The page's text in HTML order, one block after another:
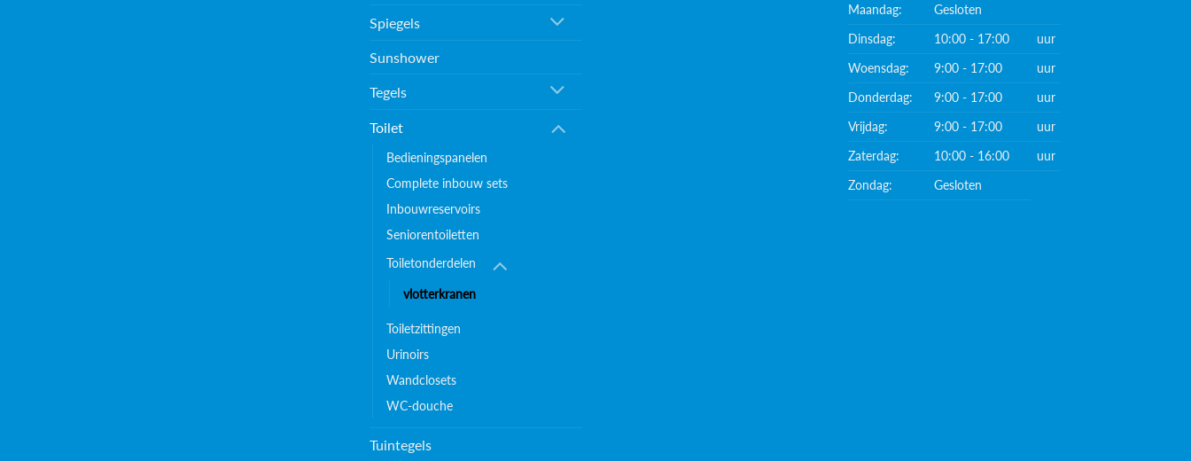
Spiegels
Sunshower
Tegels
Toilet
Bedieningspanelen
Complete inbouw sets
Inbouwreservoirs
Seniorentoiletten
Toiletonderdelen
vlotterkranen
Toiletzittingen
Urinoirs
Wandclosets
WC-douche
Tuintegels
Maandag:
Gesloten
Dinsdag:
10:00 - 17:00
uur
Woensdag:
9:00 - 17:00
uur
Donderdag:
9:00 - 17:00
uur
Vrijdag:
9:00 - 17:00
uur
Zaterdag:
10:00 - 16:00
uur
Zondag:
Gesloten